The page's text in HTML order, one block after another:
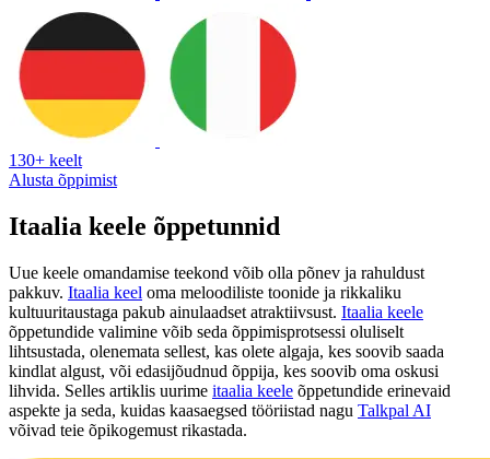
130+ keelt
Alusta õppimist
Itaalia keele õppetunnid
Uue keele omandamise teekond võib olla põnev ja rahuldust
pakkuv. Itaalia keel oma meloodiliste toonide ja rikkaliku
kultuuritaustaga pakub ainulaadset atraktiivsust. Itaalia keele
õppetundide valimine võib seda õppimisprotsessi oluliselt
lihtsustada, olenemata sellest, kas olete algaja, kes soovib saada
kindlat algust, või edasijõudnud õppija, kes soovib oma oskusi
lihvida. Selles artiklis uurime itaalia keele õppetundide erinevaid
aspekte ja seda, kuidas kaasaegsed tööriistad nagu Talkpal AI
võivad teie õpikogemust rikastada.